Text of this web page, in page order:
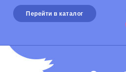
Перейти в каталог